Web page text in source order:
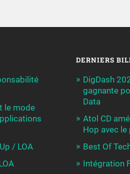
le mode
/ LOA
DERNIERS
DigDash
gagnante
Data
Atol CD
Hop avec le
Best Of
Intégration